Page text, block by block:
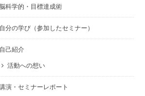
脳科学的・目標達成術
自分の学び（参加したセミナー）
自己紹介
活動への想い
演・セミナーレポート